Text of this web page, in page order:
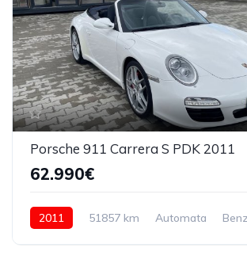
Porsche 911 Carrera S PDK 2011
62.990€
2011 51857 km Automata